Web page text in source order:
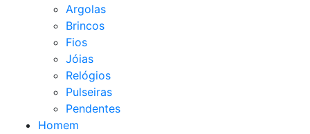
Argolas
Brincos
Fios
Jóias
Relógios
Pulseiras
Pendentes
Homem